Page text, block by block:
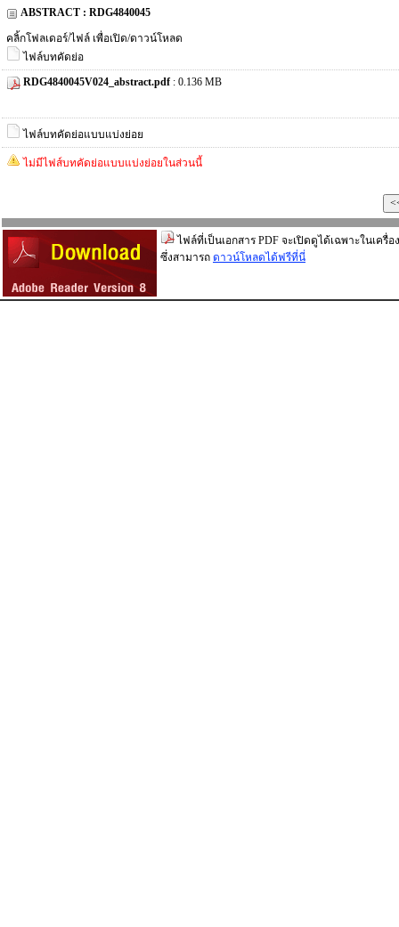
ABSTRACT : RDG4840045
คลิ้กโฟลเดอร์/ไฟล์ เพื่อเปิด/ดาวน์โหลด
ไฟล์บทคัดย่อ
RDG4840045V024_abstract.pdf : 0.136 MB
ไฟล์บทคัดย่อแบบแบ่งย่อย
ไม่มีไฟส์บทคัดย่อแบบแบ่งย่อยในส่วนนี้
ไฟล์ที่เป็นเอกสาร PDF จะเปิดดูได้เฉพาะในเครื่อ
ซึ่งสามารถ ดาวน์โหลดได้ฟรีที่นี่